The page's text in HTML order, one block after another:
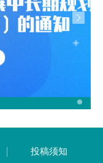
投稿须知